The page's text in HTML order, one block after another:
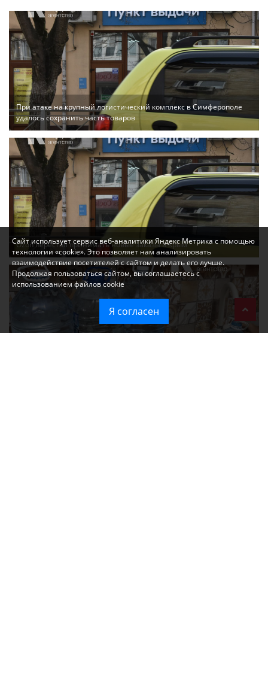
При атаке на крупный логистический комплекс в Симферополе
удалось сохранить часть товаров
Ozon перестал принимать новые заказы в Крым
Сайт использует сервис веб-аналитики Яндекс Метрика с помощью
технологии «cookie». Это позволяет нам анализировать
взаимодействие посетителей с сайтом и делать его лучше.
Продолжая пользоваться сайтом, вы соглашаетесь с
использованием файлов cookie
Я согласен